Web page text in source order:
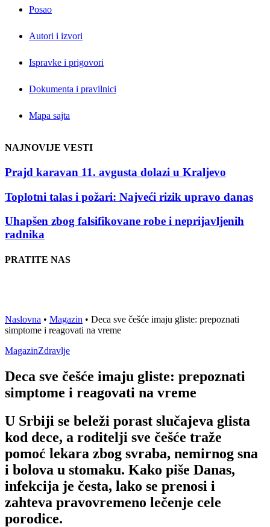
Posao
Autori i izvori
Ispravke i prigovori
Dokumenta i pravilnici
Mapa sajta
NAJNOVIJE VESTI
Prajd karavan 11. avgusta dolazi u Kraljevo
Toplotni talas i požari: Najveći rizik upravo danas
Uhapšen zbog falsifikovane robe i neprijavljenih
radnika
PRATITE NAS
Naslovna • Magazin • Deca sve češće imaju gliste: prepoznati
simptome i reagovati na vreme
MagazinZdravlje
Deca sve češće imaju gliste: prepoznati
simptome i reagovati na vreme
U Srbiji se beleži porast slučajeva glista
kod dece, a roditelji sve češće traže
pomoć lekara zbog svraba, nemirnog sna
i bolova u stomaku. Kako piše Danas,
infekcija je česta, lako se prenosi i
zahteva pravovremeno lečenje cele
porodice.